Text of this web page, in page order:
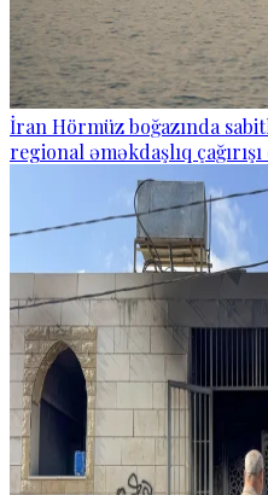
İran Hörmüz boğazında
regional əməkdaşlıq çağırışı